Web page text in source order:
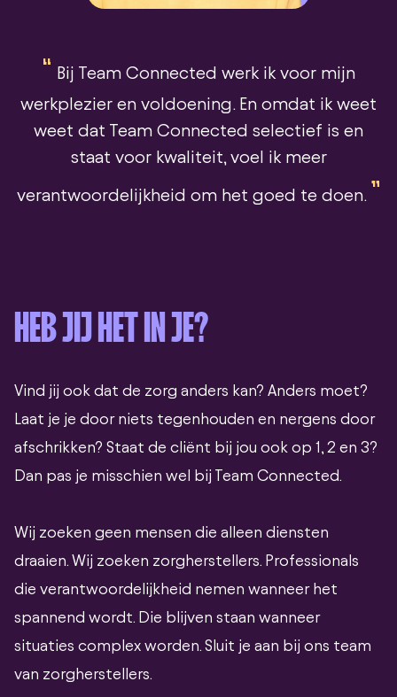
Bij Team Connected werk ik voor mijn
werkplezier en voldoening. En omdat ik weet
weet dat Team Connected selectief is en
staat voor kwaliteit, voel ik meer
verantwoordelijkheid om het goed te doen.
HEB JIJ HET IN JE?
Vind jij ook dat de zorg anders kan? Anders moet?
Laat je je door niets tegenhouden en nergens door
afschrikken? Staat de cliënt bij jou ook op 1, 2 en 3?
Dan pas je misschien wel bij Team Connected.
Wij zoeken geen mensen die alleen diensten
draaien. Wij zoeken zorgherstellers. Professionals
die verantwoordelijkheid nemen wanneer het
spannend wordt. Die blijven staan wanneer
situaties complex worden. Sluit je aan bij ons team
van zorgherstellers.